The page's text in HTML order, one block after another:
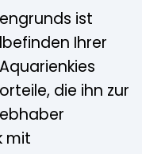
ist
Ihrer
die ihn zur
mit